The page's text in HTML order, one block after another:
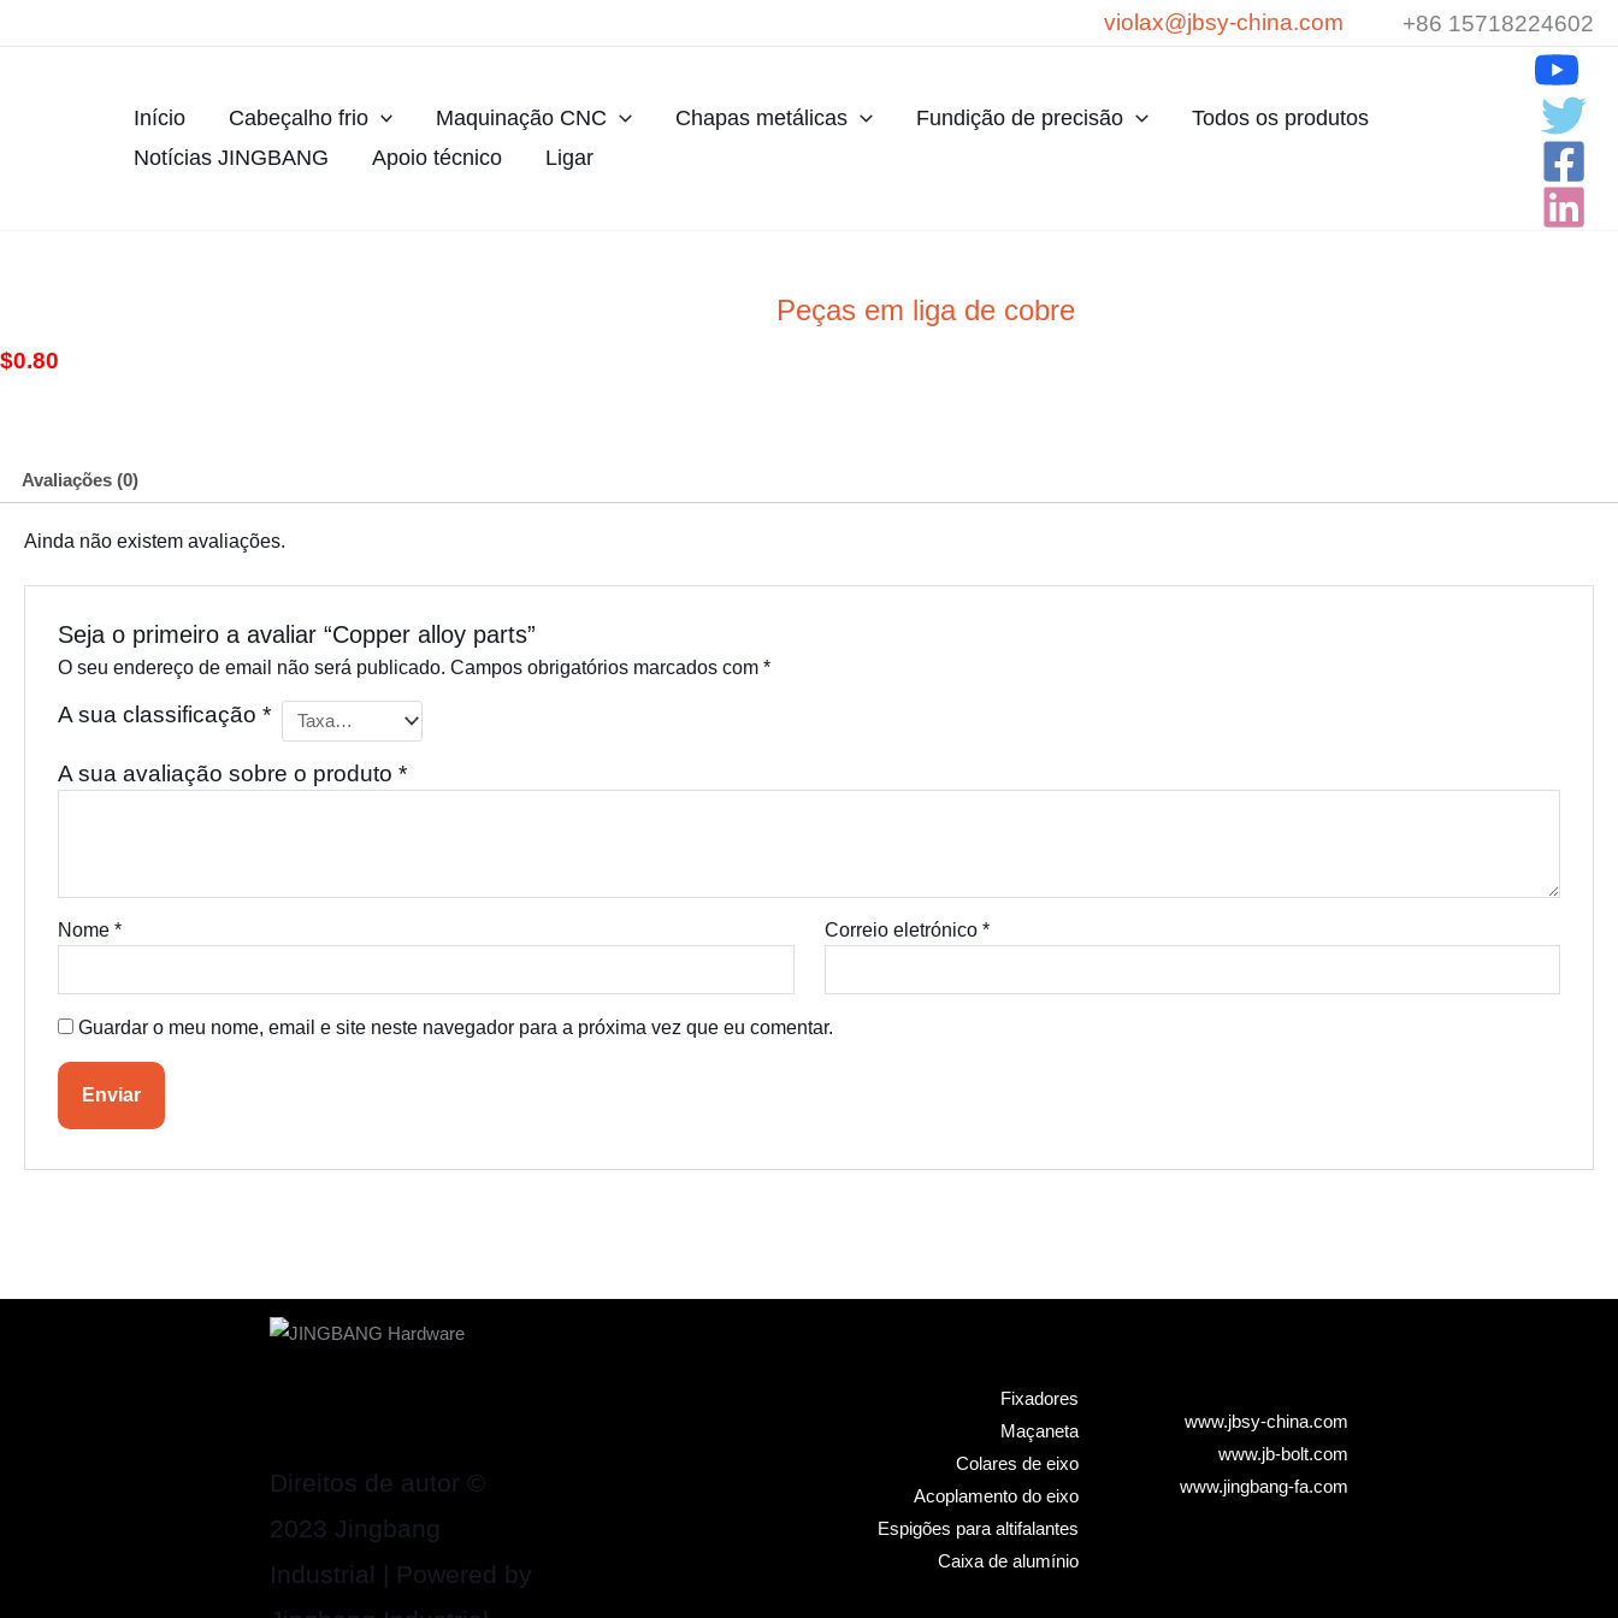
violax@jbsy-china.com +86 15718224602
Início Cabeçalho frio Maquinação CNC Chapas metálicas Fundição de precisão
Todos os produtos
Notícias JINGBANG
Apoio técnico Ligar
Peças em liga de cobre
$0.80
Avaliações (0)
Ainda não existem avaliações.
Seja o primeiro a avaliar “Copper alloy parts”
O seu endereço de email não será publicado. Campos obrigatórios marcados com *
A sua classificação *
A sua avaliação sobre o produto *
Nome * Correio eletrónico *
Guardar o meu nome, email e site neste navegador para a próxima vez que eu comentar.
Direitos de autor ©
2023 Jingbang
Industrial | Powered by
Fixadores
Maçaneta
Colares de eixo
Acoplamento do eixo
Espigões para altifalantes
Caixa de alumínio
www.jbsy-china.com
www.jb-bolt.com
www.jingbang-fa.com